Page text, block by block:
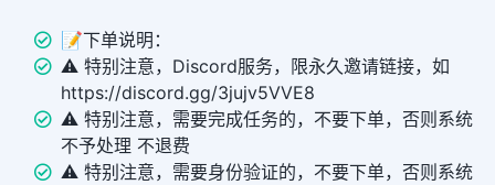
📝下单说明：
⚠️ 特别注意，Discord服务，限永久邀请链接，如
https://discord.gg/3jujv5VVE8
⚠️ 特别注意，需要完成任务的，不要下单，否则系统
不予处理 不退费
⚠️ 特别注意，需要身份验证的，不要下单，否则系统